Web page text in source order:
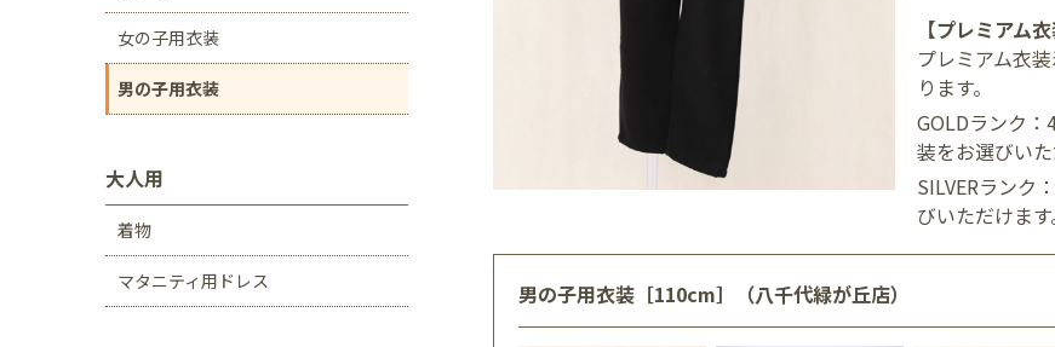
帝塚山店
福岡県
【プレミアム
プレミアム衣
ります。
GOLDランク
装をお選びいた
SILVERランク
びいただけます
男の子用衣装［110cm］（八千代緑が丘店）
女の子用衣装
男の子用衣装
大人用
着物
マタニティ用ドレス